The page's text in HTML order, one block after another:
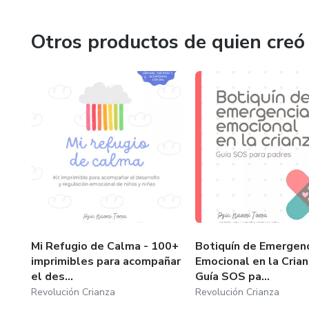
distinto para no repetir patrones de dolor. Por eso, en
que permiten al lector detenerse, reflexionar y abrir un
Otros productos de quien
Mi Refugio de Calma - 100+
imprimibles para acompañar
el des...
Revolución Crianza
Botiquín de
Emocional en la
Guía SOS pa...
Revolución Crianza